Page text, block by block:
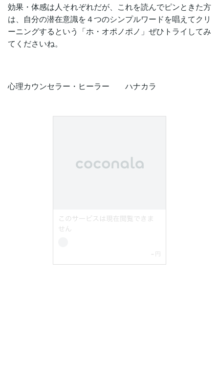
効果・体感は人それぞれだが、これを読んでピンときた方
は、自分の潜在意識を４つのシンプルワードを唱えてクリ
ーニングするという「ホ・オポノポノ」ぜひトライしてみ
てくださいね。
心理カウンセラー・ヒーラー ハナカラ